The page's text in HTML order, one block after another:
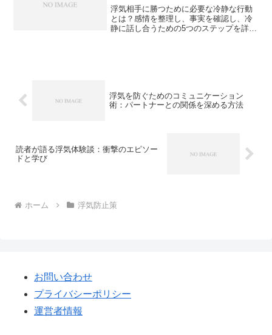
浮気相手に勝つために必要な冷静な行動
とは？感情を整理し、事実を確認し、冷
静に話し合うための5つのステップを詳し
浮気を防ぐためのコミュニケーション
術：パートナーとの関係を深める方法
読者が語る浮気体験談：衝撃のエピソー
ドと学び
ホーム 浮気防止策
お問い合わせ
プライバシーポリシー
運営者情報